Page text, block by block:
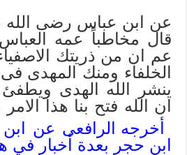
عن ابن عباس رضى الله
قال مخاطباً عمه
عم ان من ذريتك
الخلفاء ومنك المهدى
ينشر الله الهدى ويطفئ
ان الله فتح بنا هذا
أخرجه الرافعى عن
ابن حجر بعدة أخبار في